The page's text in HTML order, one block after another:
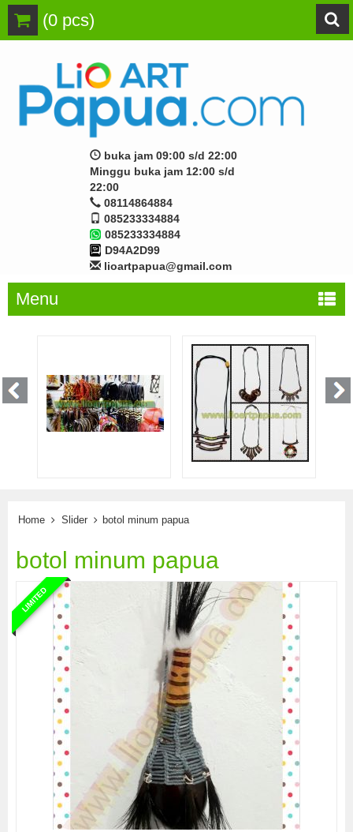
buka jam 09:00 s/d 22:00
Minggu buka jam 12:00 s/d
22:00
08114864884
085233334884
085233334884
D94A2D99
lioartpapua@gmail.com
(0 pcs)
Menu
Home Slider botol minum papua
botol minum papua
LIMITED